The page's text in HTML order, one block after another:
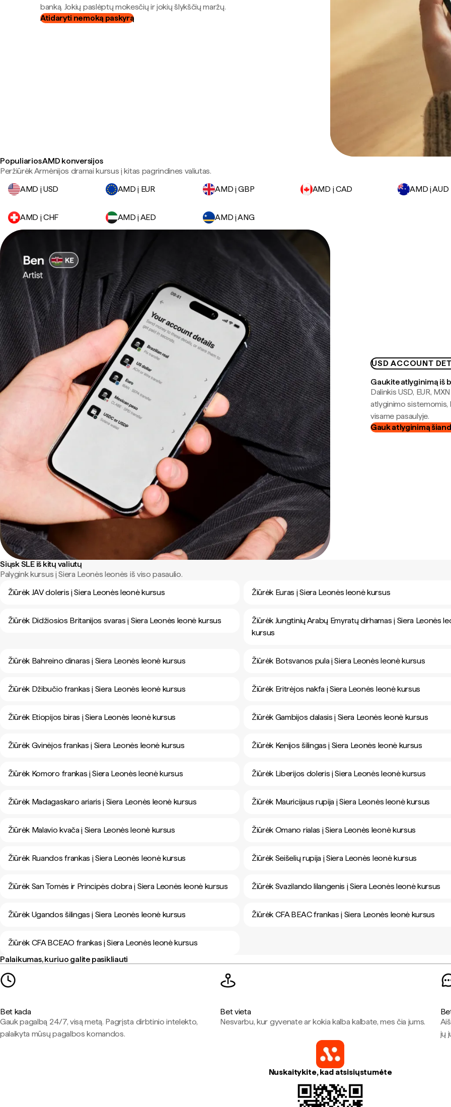
banką. Jokių paslėptų mokesčių ir jokių šlykščių maržų.
Atidaryti nemoką paskyrą
Populiarios AMD konversijos
Peržiūrėk Armėnijos dramai kursus į kitas pagrindines valiutas.
AMD į USD
AMD į EUR AMD į GBP AMD į CAD AMD į AUD
AMD į CHF AMD į AED AMD į ANG
USD ACCOUNT
Gaukite atlyginimą iš
Dalinkis USD, EUR,
atlyginimo
visame pasaulyje.
Gauk atlyginimą
Siųsk SLE iš kitų valiutų
Palygink kursus į Siera Leonės leonės iš viso pasaulio.
Žiūrėk JAV doleris į Siera Leonės leonė kursus
Žiūrėk Euras į Siera Leonės leonė kursus
Žiūrėk Didžiosios Britanijos svaras į Siera Leonės leonė kursus
Žiūrėk Jungtinių Arabų Emyratų dirhamas į Siera Leonės
kursus
Žiūrėk Bahreino dinaras į Siera Leonės leonė kursus Žiūrėk Botsvanos pula į Siera Leonės leonė kursus
Žiūrėk Džibučio frankas į Siera Leonės leonė kursus Žiūrėk Eritrėjos nakfa į Siera Leonės leonė kursus
Žiūrėk Etiopijos biras į Siera Leonės leonė kursus Žiūrėk Gambijos dalasis į Siera Leonės leonė kursus
Žiūrėk Gvinėjos frankas į Siera Leonės leonė kursus Žiūrėk Kenijos šilingas į Siera Leonės leonė kursus
Žiūrėk Komoro frankas į Siera Leonės leonė kursus Žiūrėk Liberijos doleris į Siera Leonės leonė kursus
Žiūrėk Madagaskaro ariaris į Siera Leonės leonė kursus Žiūrėk Mauricijaus rupija į Siera Leonės leonė kursus
Žiūrėk Malavio kvača į Siera Leonės leonė kursus Žiūrėk Omano rialas į Siera Leonės leonė kursus
Žiūrėk Ruandos frankas į Siera Leonės leonė kursus Žiūrėk Seišelių rupija į Siera Leonės leonė kursus
Žiūrėk San Tomės ir Principės dobra į Siera Leonės leonė kursus Žiūrėk Svazilando lilangenis į Siera Leonės leonė kursus
Žiūrėk Ugandos šilingas į Siera Leonės leonė kursus Žiūrėk CFA BEAC frankas į Siera Leonės leonė kursus
Žiūrėk CFA BCEAO frankas į Siera Leonės leonė kursus
Palaikumas, kuriuo galite pasikliauti
Bet kada
Gauk pagalbą 24/7, visą metą. Pagrįsta dirbtinio intelekto,
palaikyta mūsų pagalbos komandos.
Bet vieta
Nesvarbu, kur gyvenate ar kokia kalba kalbate, mes čia jums.
jų
Nuskaitykite, kad atsisiųstumėte